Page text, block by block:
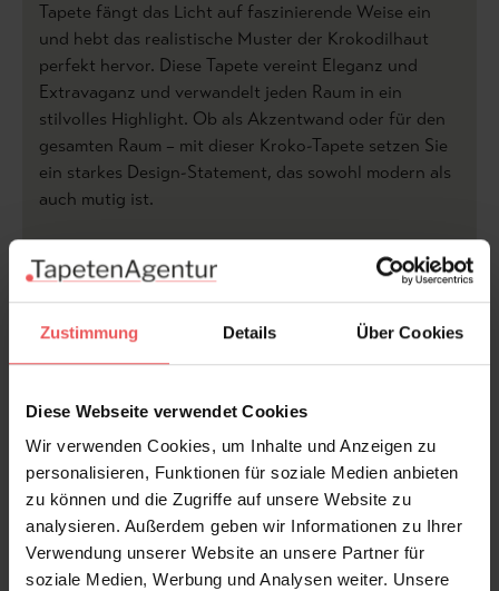
Zustimmung Details Über Cookies
Diese Webseite verwendet Cookies
Wir verwenden Cookies, um Inhalte und Anzeigen zu
personalisieren, Funktionen für soziale Medien anbieten
zu können und die Zugriffe auf unsere Website zu
analysieren. Außerdem geben wir Informationen zu Ihrer
Verwendung unserer Website an unsere Partner für
soziale Medien, Werbung und Analysen weiter. Unsere
Tapete fängt das Licht auf faszinierende Weise ein
und hebt das realistische Muster der Krokodilhaut
perfekt hervor. Diese Tapete vereint Eleganz und
Extravaganz und verwandelt jeden Raum in ein
stilvolles Highlight. Ob als Akzentwand oder für den
gesamten Raum – mit dieser Kroko-Tapete setzen Sie
ein starkes Design-Statement, das sowohl modern als
auch mutig ist.
Versand & Zahlung
Bewertungen
FAQ Teilen!
Sie haben Fragen zum Produkt?